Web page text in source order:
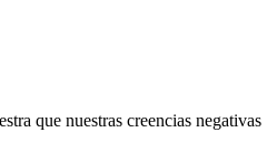
que nuestras creencias negativas